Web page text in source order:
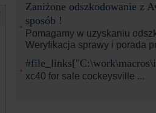
Zaniżone odszkodowanie z
sposób !
Pomagamy w uzyskaniu
Weryfikacja sprawy i porada
xc40 for sale cockeysville ...